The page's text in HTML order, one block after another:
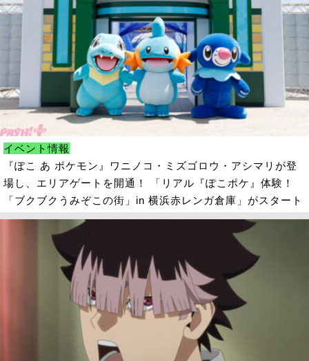
イベント情報
『ぽこ あ ポケモン』ワニノコ・ミズゴロウ・アシマリが登
場し、エリアゲートを開通！ 「リアル『ぽこポケ』体験！
「ブクブクうみぞこの街」in 横浜赤レンガ倉庫」がスタート